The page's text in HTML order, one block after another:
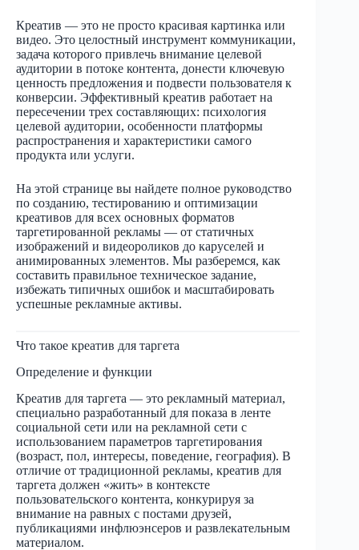
Креатив — это не просто красивая картинка или
видео. Это целостный инструмент коммуникации,
задача которого привлечь внимание целевой
аудитории в потоке контента, донести ключевую
ценность предложения и подвести пользователя к
конверсии. Эффективный креатив работает на
пересечении трех составляющих: психология
целевой аудитории, особенности платформы
распространения и характеристики самого
продукта или услуги.
На этой странице вы найдете полное руководство
по созданию, тестированию и оптимизации
креативов для всех основных форматов
таргетированной рекламы — от статичных
изображений и видеороликов до каруселей и
анимированных элементов. Мы разберемся, как
составить правильное техническое задание,
избежать типичных ошибок и масштабировать
успешные рекламные активы.
Что такое креатив для таргета
Определение и функции
Креатив для таргета — это рекламный материал,
специально разработанный для показа в ленте
социальной сети или на рекламной сети с
использованием параметров таргетирования
(возраст, пол, интересы, поведение, география). В
отличие от традиционной рекламы, креатив для
таргета должен «жить» в контексте
пользовательского контента, конкурируя за
внимание на равных с постами друзей,
публикациями инфлюэнсеров и развлекательным
материалом.